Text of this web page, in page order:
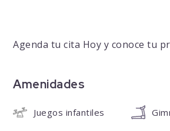
Agenda tu cita Hoy y conoce tu
Amenidades
Juegos infantiles